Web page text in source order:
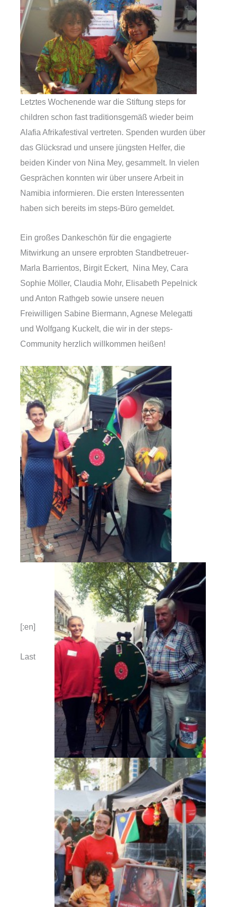
Letztes Wochenende war die Stiftung steps for
children schon fast traditionsgemäß wieder beim
Alafia Afrikafestival vertreten. Spenden wurden über
das Glücksrad und unsere jüngsten Helfer, die
beiden Kinder von Nina Mey, gesammelt. In vielen
Gesprächen konnten wir über unsere Arbeit in
Namibia informieren. Die ersten Interessenten
haben sich bereits im steps-Büro gemeldet.
Ein großes Dankeschön für die engagierte
Mitwirkung an unsere erprobten Standbetreuer­
Marla Barrientos, Birgit Eckert, Nina Mey, Cara
Sophie Möller, Claudia Mohr, Elisabeth Pepelnick
und Anton Rathgeb sowie unsere neuen
Freiwilligen Sabine Biermann, Agnese Melegatti
und Wolfgang Kuckelt, die wir in der steps-
Community herzlich willkommen heißen!
[:en]
Last